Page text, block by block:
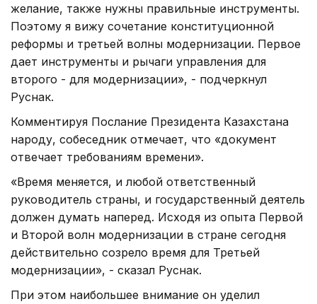
желание, также нужны правильные инструменты.
Поэтому я вижу сочетание конституционной
реформы и третьей волны модернизации. Первое
дает инструменты и рычаги управления для
второго - для модернизации», - подчеркнул
Руснак.
Комментируя Послание Президента Казахстана
народу, собеседник отмечает, что «документ
отвечает требованиям времени».
«Время меняется, и любой ответственный
руководитель страны, и государственный деятель
должен думать наперед. Исходя из опыта Первой
и Второй волн модернизации в стране сегодня
действительно созрело время для Третьей
модернизации», - сказал Руснак.
При этом наибольшее внимание он уделил